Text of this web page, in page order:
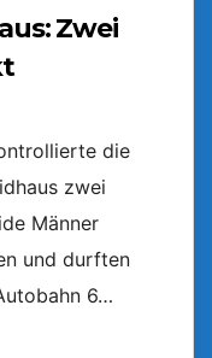
Zwei
die
zwei
Männer
und durften
6…